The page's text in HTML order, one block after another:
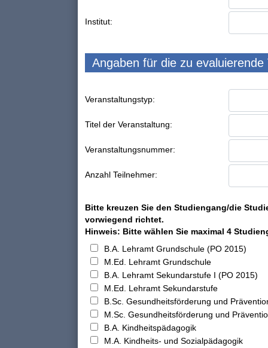
Institut:
Angaben für die zu evaluierende
Veranstaltungstyp:
Titel der Veranstaltung:
Veranstaltungsnummer:
Anzahl Teilnehmer:
Bitte kreuzen Sie den Studiengang/die
vorwiegend richtet.
Hinweis: Bitte wählen Sie maximal 4
B.A. Lehramt Grundschule (PO 2015)
M.Ed. Lehramt Grundschule
B.A. Lehramt Sekundarstufe I (PO 2015)
M.Ed. Lehramt Sekundarstufe
B.Sc. Gesundheitsförderung und
M.Sc. Gesundheitsförderung und
B.A. Kindheitspädagogik
M.A. Kindheits- und Sozialpädagogik